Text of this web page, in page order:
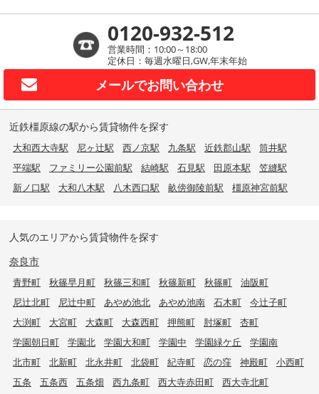
0120-932-512
営業時間：10:00～18:00
定休日：毎週水曜日,GW,年末年始
メールでお問い合わせ
近鉄橿原線の駅から賃貸物件を探す
大和西大寺駅 尼ヶ辻駅 西ノ京駅 九条駅 近鉄郡山駅
筒井駅
平端駅
ファミリー公園前駅 結崎駅 石見駅 田原本駅
笠縫駅
新ノ口駅
大和八木駅 八木西口駅 畝傍御陵前駅 橿原神宮前駅
人気のエリアから賃貸物件を探す
奈良市
青野町 秋篠早月町 秋篠三和町 秋篠新町 秋篠町
油阪町
尼辻北町
尼辻中町 あやめ池北 あやめ池南 石木町
今辻子町
大渕町
大宮町 大森町 大森西町 押熊町 肘塚町
杏町
学園朝日町
学園北 学園大和町 学園中 学園緑ケ丘
学園南
北市町
北新町 北永井町 北袋町 紀寺町 恋の窪 神殿町
小西町
五条
五条西 五条畑 西九条町 西大寺赤田町
西大寺北町